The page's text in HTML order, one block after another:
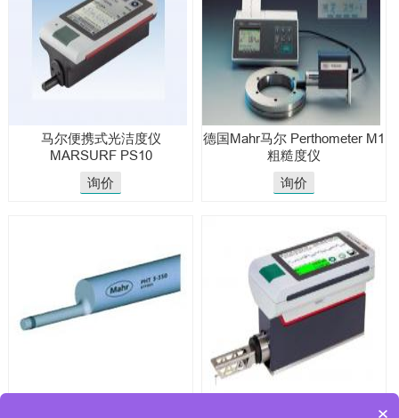
马尔便携式光洁度仪
MARSURF PS10
询价
德国Mahr​马尔 Perthometer M1
粗糙度仪
询价
马尔粗糙度仪MARSURF M410